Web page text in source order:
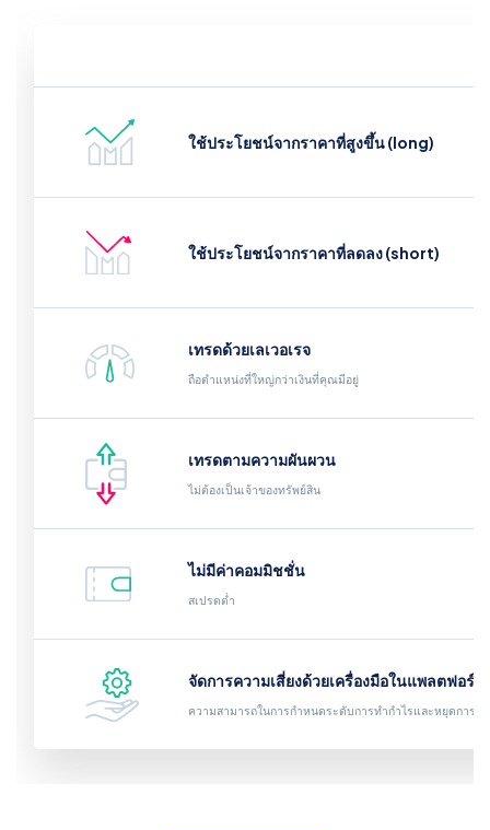
ใช้ประโยชน์จากราคาที่สูงขึ้น (long)
ใช้ประโยชน์จากราคาที่ลดลง (short)
เทรดด้วยเลเวอเรจ
ถือตำแหน่งที่ใหญ่กว่าเงินที่คุณมีอยู่
เทรดตามความผันผวน
ไม่ต้องเป็นเจ้าของทรัพย์สิน
ไม่มีค่าคอมมิชชั่น
สเปรดต่ำ
จัดการความเสี่ยงด้วยเครื่องมือในแพลตฟอร์ม
ความสามารถในการกำหนดระดับการทำกำไรและหยุดการข